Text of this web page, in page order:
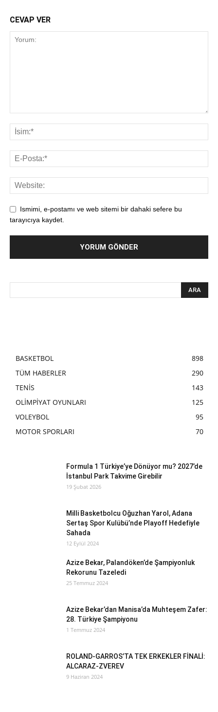
CEVAP VER
Ismimi, e-postamı ve web sitemi bir dahaki sefere bu
tarayıcıya kaydet.
BASKETBOL
898
TÜM HABERLER
290
TENİS
143
OLİMPİYAT OYUNLARI
125
VOLEYBOL
95
MOTOR SPORLARI
70
Formula 1 Türkiye’ye Dönüyor mu? 2027’de
İstanbul Park Takvime Girebilir
19 Şubat 2026
Milli Basketbolcu Oğuzhan Yarol, Adana
Sertaş Spor Kulübü’nde Playoff Hedefiyle
Sahada
12 Eylül 2024
Azize Bekar, Palandöken’de Şampiyonluk
Rekorunu Tazeledi
25 Temmuz 2024
Azize Bekar’dan Manisa’da Muhteşem Zafer:
28. Türkiye Şampiyonu
1 Temmuz 2024
ROLAND-GARROS’TA TEK ERKEKLER FİNALİ:
ALCARAZ-ZVEREV
9 Haziran 2024